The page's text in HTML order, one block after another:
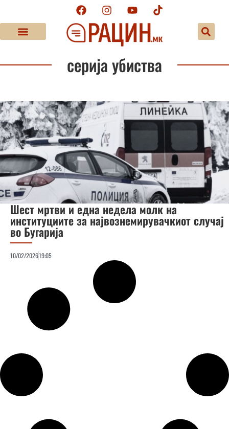
серија убиства
Шест мртви и една недела молк на
институциите за највознемирувачкиот случај
во Бугарија
10/02/202619:05